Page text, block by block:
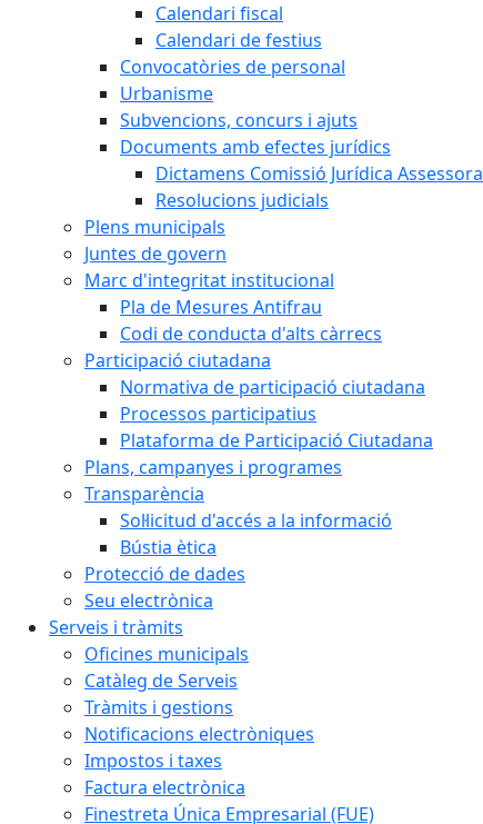
Calendari fiscal
Calendari de festius
Convocatòries de personal
Urbanisme
Subvencions, concurs i ajuts
Documents amb efectes jurídics
Dictamens Comissió Jurídica Assessora
Resolucions judicials
Plens municipals
Juntes de govern
Marc d'integritat institucional
Pla de Mesures Antifrau
Codi de conducta d'alts càrrecs
Participació ciutadana
Normativa de participació ciutadana
Processos participatius
Plataforma de Participació Ciutadana
Plans, campanyes i programes
Transparència
Sol·licitud d'accés a la informació
Bústia ètica
Protecció de dades
Seu electrònica
Serveis i tràmits
Oficines municipals
Catàleg de Serveis
Tràmits i gestions
Notificacions electròniques
Impostos i taxes
Factura electrònica
Finestreta Única Empresarial (FUE)